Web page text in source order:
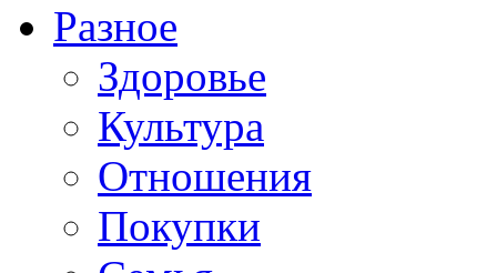
Разное
Здоровье
Культура
Отношения
Покупки